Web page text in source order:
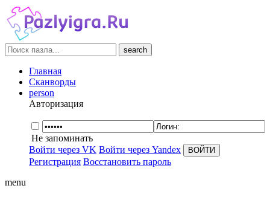
search
Главная
Сканворды
person
Авторизация
Не запоминать
Войти через VK Войти через Yandex
Регистрация Восстановить пароль
menu